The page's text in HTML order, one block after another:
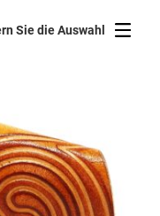
sortiert
Sie die Auswahl